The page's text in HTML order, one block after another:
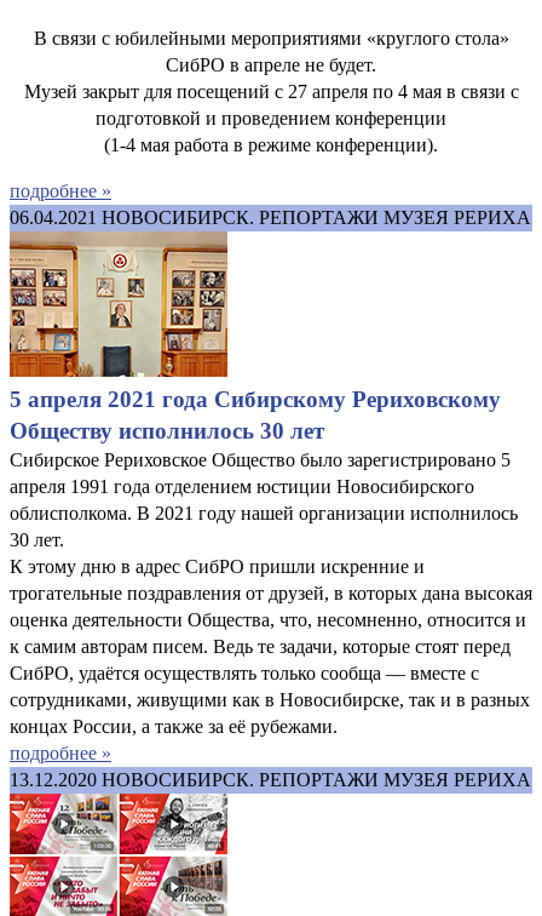
В связи с юбилейными мероприятиями «круглого стола»
СибРО в апреле не будет.
Музей закрыт для посещений с 27 апреля по 4 мая в связи с
подготовкой и проведением конференции
(1-4 мая работа в режиме конференции).
подробнее »
06.04.2021 НОВОСИБИРСК. РЕПОРТАЖИ МУЗЕЯ РЕРИХА
5 апреля 2021 года Сибирскому Рериховскому
Обществу исполнилось 30 лет
Сибирское Рериховское Общество было зарегистрировано 5
апреля 1991 года отделением юстиции Новосибирского
облисполкома. В 2021 году нашей организации исполнилось
30 лет.
К этому дню в адрес СибРО пришли искренние и
трогательные поздравления от друзей, в которых дана высокая
оценка деятельности Общества, что, несомненно, относится и
к самим авторам писем. Ведь те задачи, которые стоят перед
СибРО, удаётся осуществлять только сообща — вместе с
сотрудниками, живущими как в Новосибирске, так и в разных
концах России, а также за её рубежами.
подробнее »
13.12.2020 НОВОСИБИРСК. РЕПОРТАЖИ МУЗЕЯ РЕРИХА